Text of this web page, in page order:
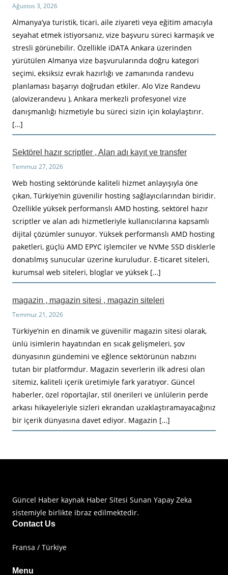
Ağustos 3, 2026
Almanya’ya turistik, ticari, aile ziyareti veya eğitim amacıyla
seyahat etmek istiyorsanız, vize başvuru süreci karmaşık ve
stresli görünebilir. Özellikle iDATA Ankara üzerinden
yürütülen Almanya vize başvurularında doğru kategori
seçimi, eksiksiz evrak hazırlığı ve zamanında randevu
planlaması başarıyı doğrudan etkiler. Alo Vize Randevu
(alovizerandevu ), Ankara merkezli profesyonel vize
danışmanlığı hizmetiyle bu süreci sizin için kolaylaştırır.
[…]
Sektörel hazır scriptler , Alan adı kayıt ve transfer
Temmuz 27, 2026
Web hosting sektöründe kaliteli hizmet anlayışıyla öne
çıkan, Türkiye’nin güvenilir hosting sağlayıcılarından biridir.
Özellikle yüksek performanslı AMD hosting, sektörel hazır
scriptler ve alan adı hizmetleriyle kullanıcılarına kapsamlı
dijital çözümler sunuyor. Yüksek performanslı AMD hosting
paketleri, güçlü AMD EPYC işlemciler ve NVMe SSD disklerle
donatılmış sunucular üzerine kuruludur. E-ticaret siteleri,
kurumsal web siteleri, bloglar ve yüksek […]
magazin , magazin sitesi , magazin siteleri
Temmuz 21, 2026
Türkiye’nin en dinamik ve güvenilir magazin sitesi olarak,
ünlü isimlerin hayatından en sıcak gelişmeleri, şov
dünyasının gündemini ve eğlence sektörünün nabzını
tutan bir platformdur. Magazin severlerin ilk adresi olan
sitemiz, kaliteli içerik üretimiyle fark yaratıyor. Güncel
haberler, özel röportajlar, stil önerileri ve ünlülerin perde
arkası hikayeleriyle sizleri ekrandan uzaklaştıramayacağınız
bir içerik dünyasına davet ediyor. Magazin […]
Güncel Haber kaynak Haber Sitesi Sunan Yapay Zeka
sistemiyle birlikte ibraz edilmektedir.
Contact Us
Fransa / Türkiye
Menu